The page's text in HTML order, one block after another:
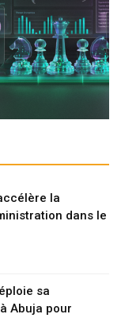
la
dans le
sa
Abuja pour